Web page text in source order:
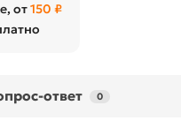
от150 ₽
ответ 0